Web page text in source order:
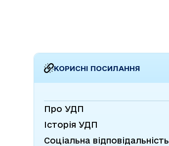
КОРИСНІ ПОСИЛАННЯ
Про УДП
Історія УДП
Соціальна відповідальність